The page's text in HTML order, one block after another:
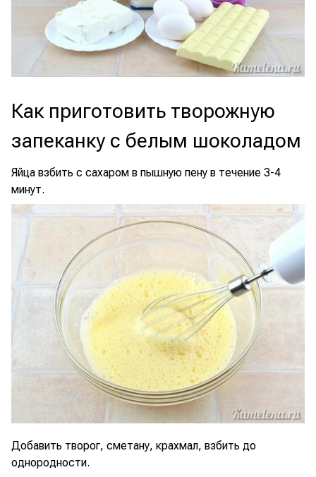
Как приготовить творожную
запеканку с белым шоколадом
Яйца взбить с сахаром в пышную пену в течение 3-4
минут.
Добавить творог, сметану, крахмал, взбить до
однородности.